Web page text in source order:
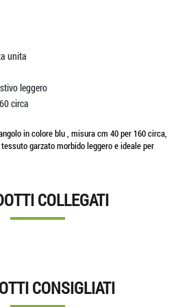
unita
leggero
circa
in colore blu , misura cm 40 per 160 circa,
garzato morbido leggero e ideale per
COLLEGATI
CONSIGLIATI